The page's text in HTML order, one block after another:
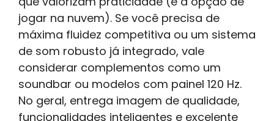
jogar na nuvem). Se você precisa de
máxima fluidez competitiva ou um sistema
de som robusto já integrado, vale
considerar complementos como um
soundbar ou modelos com painel 120 Hz.
No geral, entrega imagem de qualidade,
funcionalidades inteligentes e excelente